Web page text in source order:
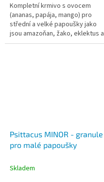
Kompletní krmivo s ovocem
(ananas, papája, mango) pro
střední a velké papoušky jako
jsou amazoňan, žako, eklektus a
podobné druhy.
Psittacus MINOR - granule
pro malé papoušky
Skladem